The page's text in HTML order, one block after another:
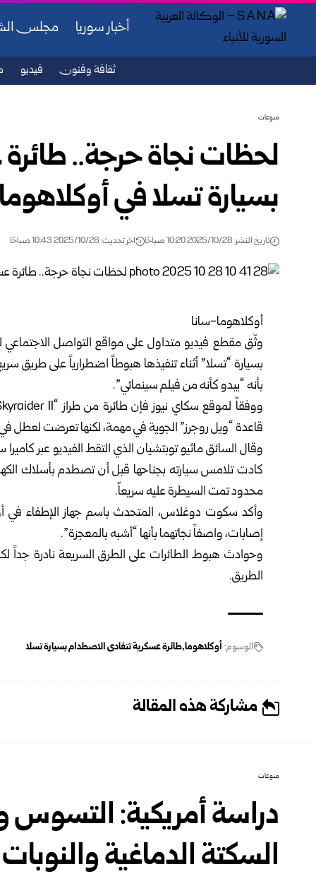
أخبار سوريا مجلس
ثقافة وفنون فيديو
منوعات
لحظات نجاة حرجة..
بسيارة تسلا في أوكلاهوما
تاريخ النشر: 2025/10/28 10:20 صباحًا اخر تحديث: 2025/10/28 10:43 صباحًا
أوكلاهوما-سانا
وثّق مقطع فيديو متداول على مواقع التواصل
بسيارة “تسلا” أثناء تنفيذها هبوطاً اضطرارياً على طريق
بأنه “يبدو كأنه من فيلم سينمائي”.
قاعدة “ويل روجرز” الجوية في مهمة، لكنها تعرضت لعطل
وقال السائق ماثيو توبتشيان الذي التقط الفيديو عبر
كادت تلامس سيارته بجناحها قبل أن تصطدم بأسلاك
محدود تمت السيطرة عليه سريعاً.
وأكد سكوت دوغلاس، المتحدث باسم جهاز الإطفاء في
إصابات، واصفاً نجاتهما بأنها “أشبه بالمعجزة”.
وحوادث هبوط الطائرات على الطرق السريعة نادرة جداً
الطريق.
الوسوم: أوكلاهوما طائرة عسكرية تتفادى الاصطدام بسيارة تسلا
مشاركة هذه المقالة
منوعات
دراسة أمريكية: التسوس
السكتة الدماغية والنوبات